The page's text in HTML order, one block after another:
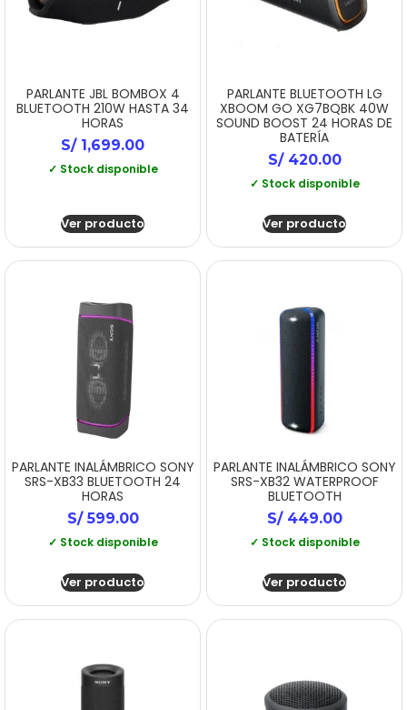
PARLANTE JBL BOMBOX 4
BLUETOOTH 210W HASTA 34
HORAS
S/1,699.00
✓ Stock disponible
Ver producto
PARLANTE BLUETOOTH LG
XBOOM GO XG7BQBK 40W
SOUND BOOST 24 HORAS DE
BATERÍA
S/420.00
✓ Stock disponible
Ver producto
PARLANTE INALÁMBRICO SONY
SRS-XB33 BLUETOOTH 24
HORAS
S/599.00
✓ Stock disponible
Ver producto
PARLANTE INALÁMBRICO SONY
SRS-XB32 WATERPROOF
BLUETOOTH
S/449.00
✓ Stock disponible
Ver producto